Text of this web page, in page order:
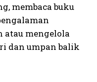
membaca buku
atau mengelola
dan umpan balik